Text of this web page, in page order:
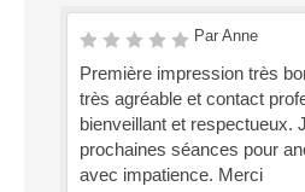
Par Anne
Première impression très
très agréable et contact
bienveillant et respectueux.
prochaines séances pour
avec impatience. Merci